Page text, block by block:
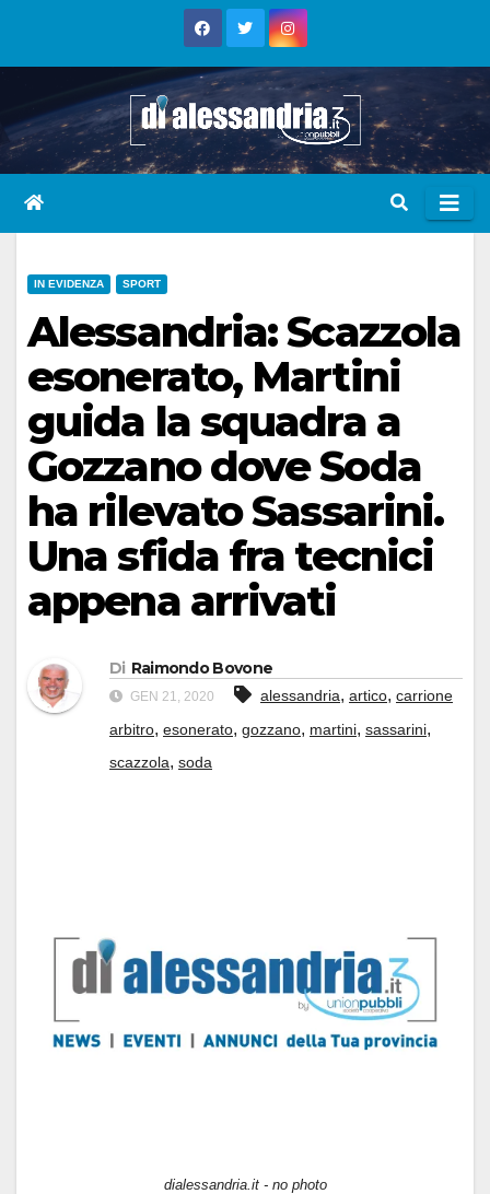
IN EVIDENZA SPORT
Alessandria: Scazzola
esonerato, Martini
guida la squadra a
Gozzano dove Soda
ha rilevato Sassarini.
Una sfida fra tecnici
appena arrivati
Di Raimondo Bovone
GEN 21, 2020 alessandria, artico, carrione
arbitro, esonerato, gozzano, martini, sassarini,
scazzola, soda
dialessandria.it - no photo